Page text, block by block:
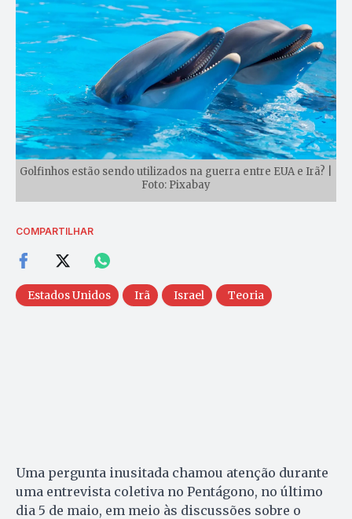
Golfinhos estão sendo utilizados na guerra entre EUA e Irã? |
Foto: Pixabay
COMPARTILHAR
Estados Unidos Irã Israel Teoria
Uma pergunta inusitada chamou atenção durante
uma entrevista coletiva no Pentágono, no último
dia 5 de maio, em meio às discussões sobre o